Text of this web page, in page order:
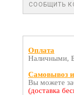
СООБЩИТЬ
Оплата
Наличными,
Самовывоз
Вы можете
(доставка